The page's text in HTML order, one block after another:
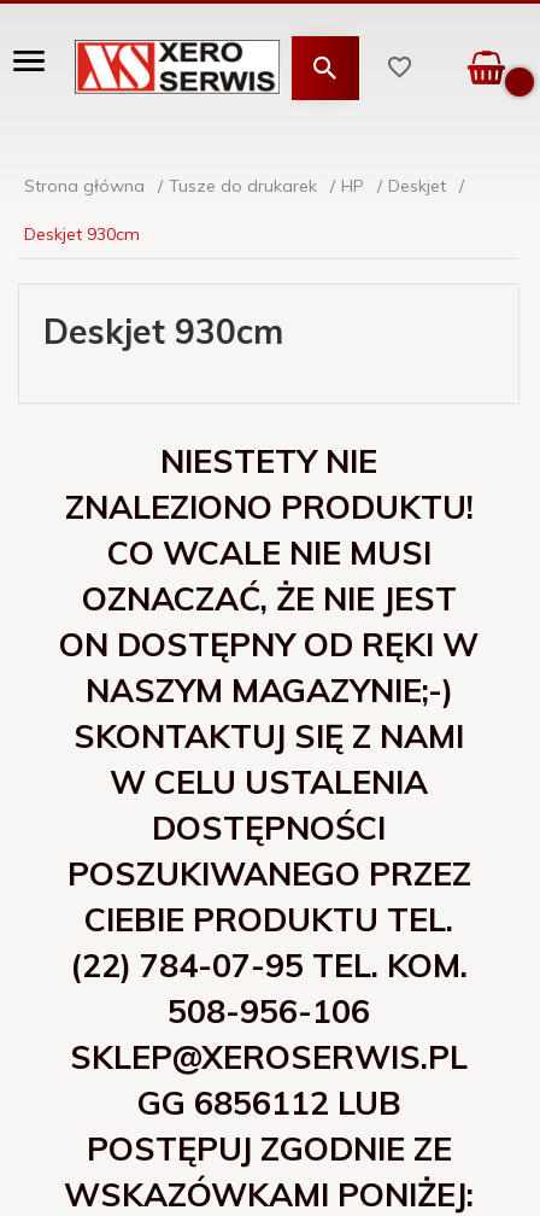
Strona główna Tusze do drukarek HP Deskjet
Deskjet 930cm
Deskjet 930cm
NIESTETY NIE
ZNALEZIONO PRODUKTU!
CO WCALE NIE MUSI
OZNACZAĆ, ŻE NIE JEST
ON DOSTĘPNY OD RĘKI W
NASZYM MAGAZYNIE;-)
SKONTAKTUJ SIĘ Z NAMI
W CELU USTALENIA
DOSTĘPNOŚCI
POSZUKIWANEGO PRZEZ
CIEBIE PRODUKTU TEL.
(22) 784-07-95 TEL. KOM.
508-956-106
SKLEP@XEROSERWIS.PL
GG 6856112 LUB
POSTĘPUJ ZGODNIE ZE
WSKAZÓWKAMI PONIŻEJ: